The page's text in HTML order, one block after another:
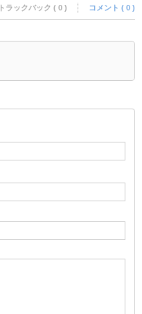
トラックバック ( 0 ) コメント ( 0 )